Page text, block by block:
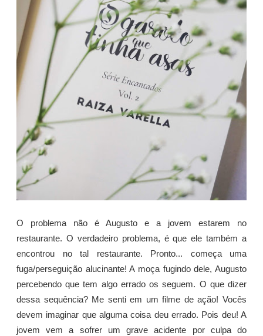
O problema não é Augusto e a jovem estarem no
restaurante. O verdadeiro problema, é que ele também a
encontrou no tal restaurante. Pronto... começa uma
fuga/perseguição alucinante! A moça fugindo dele, Augusto
percebendo que tem algo errado os seguem. O que dizer
dessa sequência? Me senti em um filme de ação! Vocês
devem imaginar que alguma coisa deu errado. Pois deu! A
jovem vem a sofrer um grave acidente por culpa do